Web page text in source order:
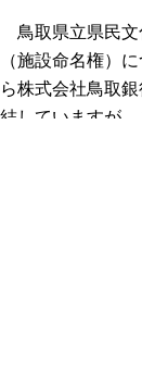
鳥取県立県民文
（施設命名権）
ら株式会社鳥取
結していますが、